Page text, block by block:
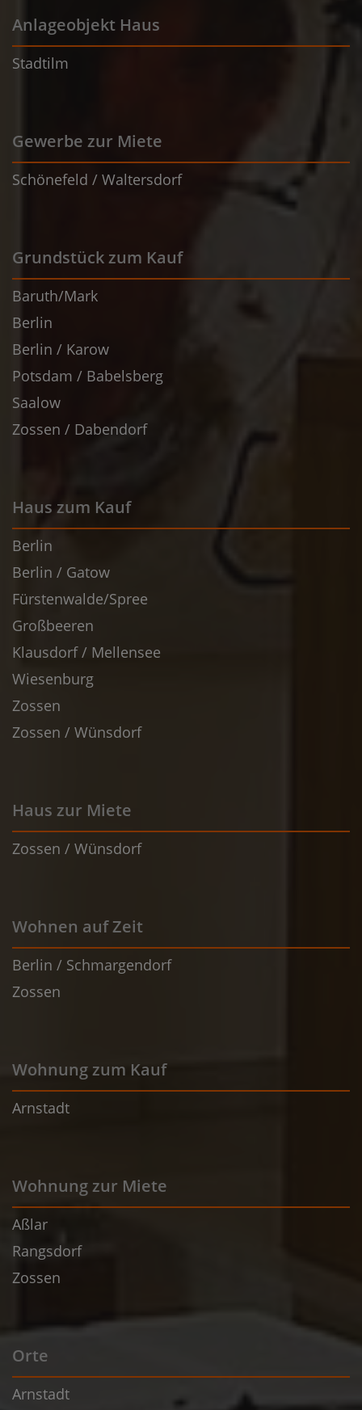
Anlageobjekt Haus
Stadtilm
Gewerbe zur Miete
Schönefeld / Waltersdorf
Grundstück zum Kauf
Baruth/Mark
Berlin
Berlin / Karow
Potsdam / Babelsberg
Saalow
Zossen / Dabendorf
Haus zum Kauf
Berlin
Berlin / Gatow
Fürstenwalde/Spree
Großbeeren
Klausdorf / Mellensee
Wiesenburg
Zossen
Zossen / Wünsdorf
Haus zur Miete
Zossen / Wünsdorf
Wohnen auf Zeit
Berlin / Schmargendorf
Zossen
Wohnung zum Kauf
Arnstadt
Wohnung zur Miete
Aßlar
Rangsdorf
Zossen
Orte
Arnstadt